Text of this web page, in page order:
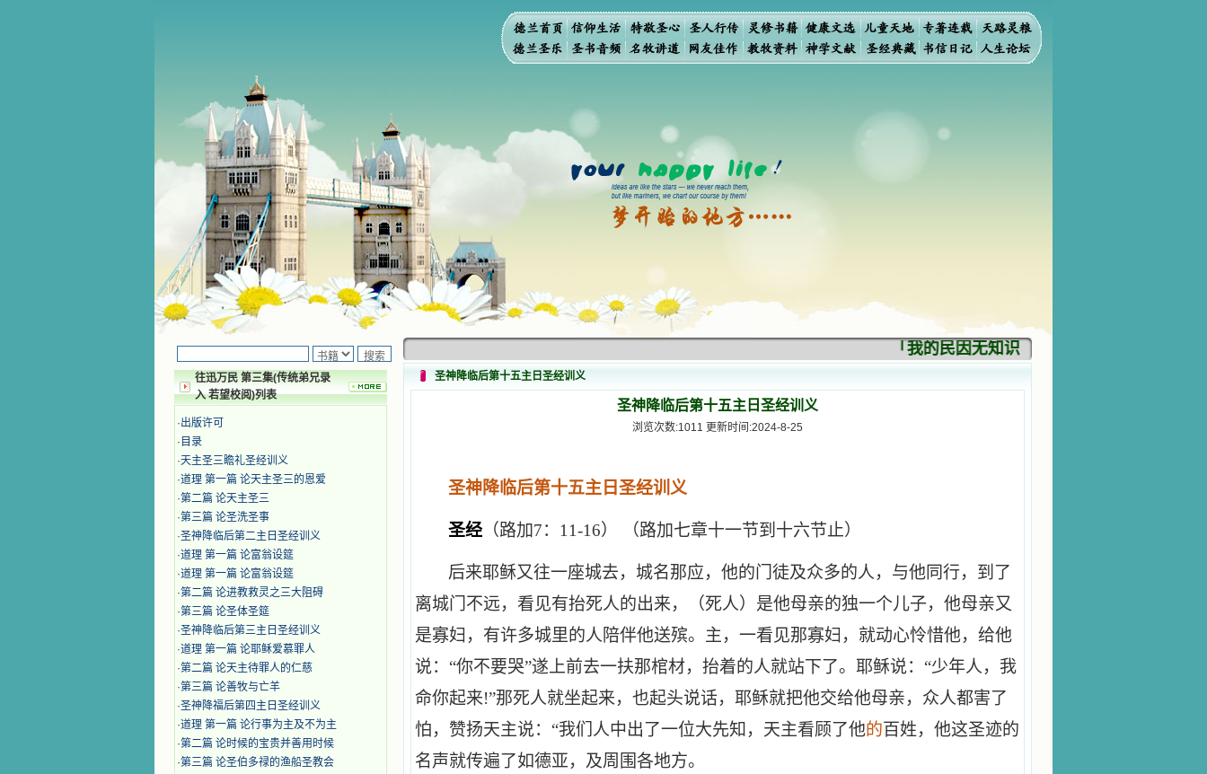
往迅万民 第三集(传统弟兄录
入 若望校阅)列表
·出版许可
· 目录
·天主圣三瞻礼圣经训义
·道理 第一篇 论天主圣三的恩爱
·第二篇 论天主圣三
·第三篇 论圣洗圣事
·圣神降临后第二主日圣经训义
·道理 第一篇 论富翁设筵
·道理 第一篇 论富翁设筵
·第二篇 论进教救灵之三大阻碍
·第三篇 论圣体圣筵
·圣神降临后第三主日圣经训义
·道理 第一篇 论耶稣爱慕罪人
·第二篇 论天主待罪人的仁慈
·第三篇 论善牧与亡羊
·圣神降福后第四主日圣经训义
·道理 第一篇 论行事为主及不为主
·第二篇 论时候的宝贵并善用时候
·第三篇 论圣伯多禄的渔船圣教会
「我的民因无知识而灭亡。你弃掉知识，我
圣神降临后第十五主日圣经训义
圣神降临后第十五主日圣经训义
浏览次数:1011 更新时间:2024-8-25
圣神降临后第十五主日圣经训义
圣经 （路加7：11-16） （路加七章十一节到十六节止）
后来耶稣又往一座城去，城名那应，他的门徒及众多的人，与他同行，到了
离城门不远，看见有抬死人的出来，（死人）是他母亲的独一个儿子，他母亲又
是寡妇，有许多城里的人陪伴他送殡。主，一看见那寡妇，就动心怜惜他，给他
说：“你不要哭”遂上前去一扶那棺材，抬着的人就站下了。耶稣说：“少年人，我
命你起来!”那死人就坐起来，也起头说话，耶稣就把他交给他母亲，众人都害了
怕，赞扬天主说：“我们人中出了一位大先知，天主看顾了他的百姓，他这圣迹的
名声就传遍了如德亚，及周围各地方。